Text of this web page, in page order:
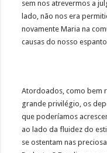
sem nos atrevermos a
lado, não nos era
novamente Maria na
causas do nosso
Atordoados, como bem
grande privilégio, os
que poderíamos
ao lado da fluidez do
se ostentam nas